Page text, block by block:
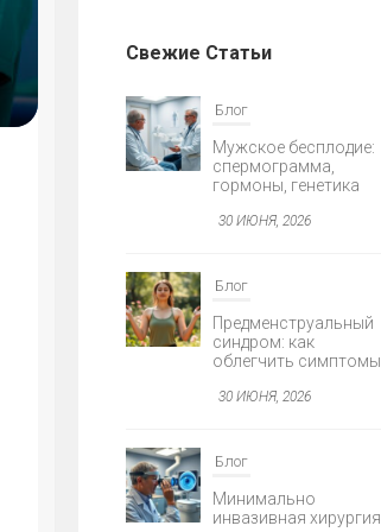
Свежие Статьи
Блог
Мужское бесплодие:
спермограмма,
гормоны, генетика
30 ИЮНЯ, 2026
Блог
Предменструальный
синдром: как
облегчить симптомы
30 ИЮНЯ, 2026
Блог
Минимально
инвазивная хирургия